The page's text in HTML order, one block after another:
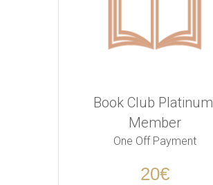
Book Club Platinum
Member
One Off Payment
20€